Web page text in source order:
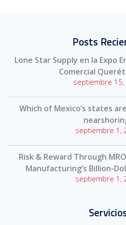
Posts
Lone Star Supply en la Expo
Comercial
septiembre
Which of Mexico’s states
septiembre 1,
Risk & Reward Through
Manufacturing’s Billion-
septiembre 1,